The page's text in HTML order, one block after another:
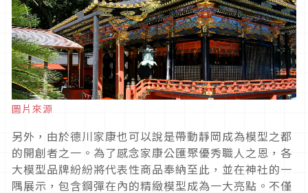
圖片來源
另外，由於德川家康也可以說是帶動靜岡成為模型之都
的開創者之一。為了感念家康公匯聚優秀職人之恩，各
大模型品牌紛紛將代表性商品奉納至此，並在神社的一
隅展示，包含鋼彈在內的精緻模型成為一大亮點。不僅